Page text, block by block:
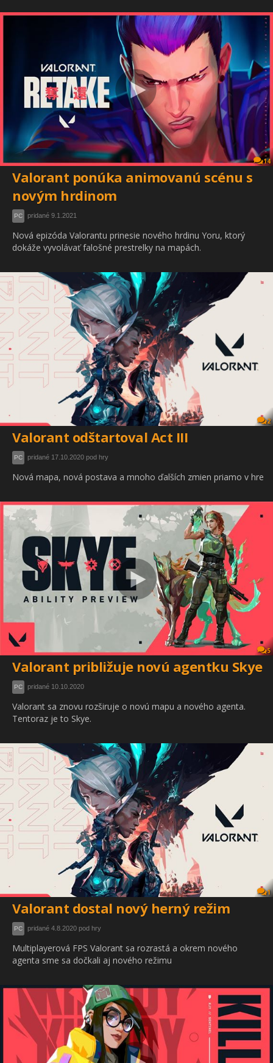
14
Valorant ponúka animovanú scénu s
novým hrdinom
PC pridané 9.1.2021
Nová epizóda Valorantu prinesie nového hrdinu Yoru, ktorý
dokáže vyvolávať falošné prestrelky na mapách.
2
Valorant odštartoval Act III
PC pridané 17.10.2020 pod hry
Nová mapa, nová postava a mnoho ďalších zmien priamo v hre
5
Valorant približuje novú agentku Skye
PC pridané 10.10.2020
Valorant sa znovu rozširuje o novú mapu a nového agenta.
Tentoraz je to Skye.
1
Valorant dostal nový herný režim
PC pridané 4.8.2020 pod hry
Multiplayerová FPS Valorant sa rozrastá a okrem nového
agenta sme sa dočkali aj nového režimu